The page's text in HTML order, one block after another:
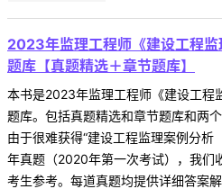
2023年监理工程师《建设工程监
题库【真题精选＋章节题库】
本书是2023年监理工程师《建设工程
题库。包括真题精选和章节题库和两
由于很难获得“建设工程监理案例分析
年真题（2020年第一次考试），我们
考生参考。每道真题均提供详细答案